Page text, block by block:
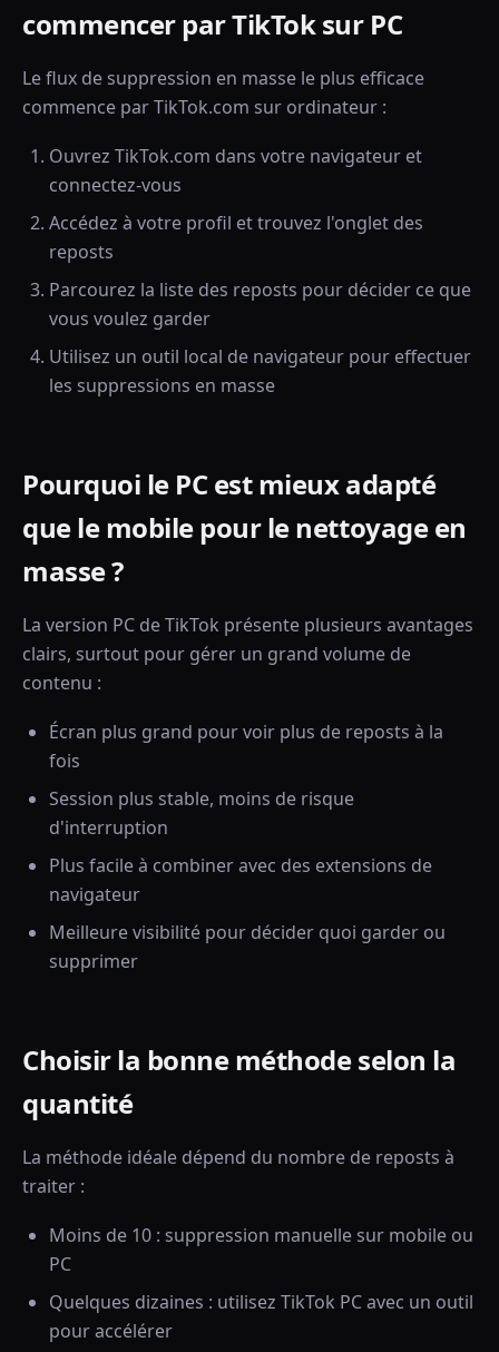
commencer par TikTok sur PC
Le flux de suppression en masse le plus efficace
commence par TikTok.com sur ordinateur :
Ouvrez TikTok.com dans votre navigateur et
connectez-vous
Accédez à votre profil et trouvez l'onglet des
reposts
Parcourez la liste des reposts pour décider ce que
vous voulez garder
Utilisez un outil local de navigateur pour effectuer
les suppressions en masse
Pourquoi le PC est mieux adapté
que le mobile pour le nettoyage en
masse ?
La version PC de TikTok présente plusieurs avantages
clairs, surtout pour gérer un grand volume de
contenu :
Écran plus grand pour voir plus de reposts à la
fois
Session plus stable, moins de risque
d'interruption
Plus facile à combiner avec des extensions de
navigateur
Meilleure visibilité pour décider quoi garder ou
supprimer
Choisir la bonne méthode selon la
quantité
La méthode idéale dépend du nombre de reposts à
traiter :
Moins de 10 : suppression manuelle sur mobile ou
PC
Quelques dizaines : utilisez TikTok PC avec un outil
pour accélérer